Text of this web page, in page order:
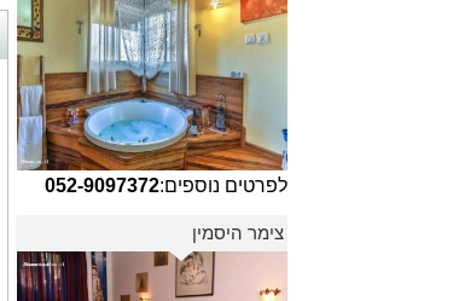
לפרטים נוספים:052-9097372
צימר היסמין